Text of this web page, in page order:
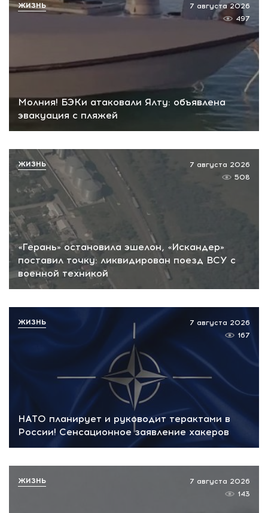
Молния! БЭКи атаковали Ялту: объявлена
эвакуация с пляжей
7 августа 2026
497
ЖИЗНЬ
«Герань» остановила эшелон, «Искандер»
поставил точку: ликвидирован поезд ВСУ с
военной техникой
7 августа 2026
508
ЖИЗНЬ
НАТО планирует и руководит терактами в
России! Сенсационное заявление хакеров
7 августа 2026
167
ЖИЗНЬ
7 августа 2026
143
ЖИЗНЬ